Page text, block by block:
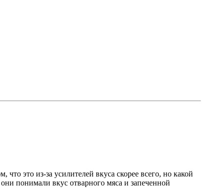
это из-за усилителей вкуса скорее всего, но какой
понимали вкус отварного мяса и запеченной